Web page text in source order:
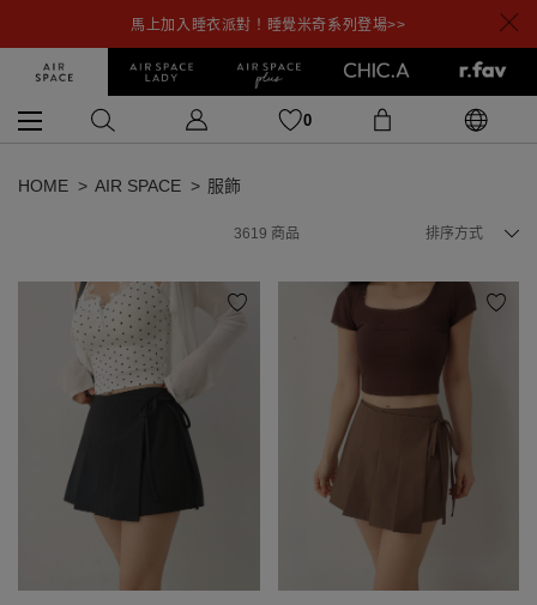
馬上加入睡衣派對！睡覺米奇系列登場>>
0
HOME AIR SPACE 服飾
3619 商品 排序方式